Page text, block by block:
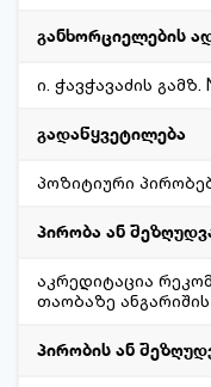
განხორციელების
ი. ჭავჭავაძის
გადაწყვეტილება
პოზიტიური
პირობა ან
აკრედიტაცია
თაობაზე
პირობის ან